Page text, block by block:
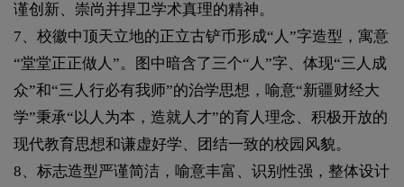
谨创新、崇尚并捍卫学术真理的精神。
7、校徽中顶天立地的正立古铲币形成“人”字造型，寓意
“堂堂正正做人”。图中暗含了三个“人”字、体现“三人成
众”和“三人行必有我师”的治学思想，喻意“新疆财经大
学”秉承“以人为本，造就人才”的育人理念、积极开放的
现代教育思想和谦虚好学、团结一致的校园风貌。
8、标志造型严谨简洁，喻意丰富、识别性强，整体设计